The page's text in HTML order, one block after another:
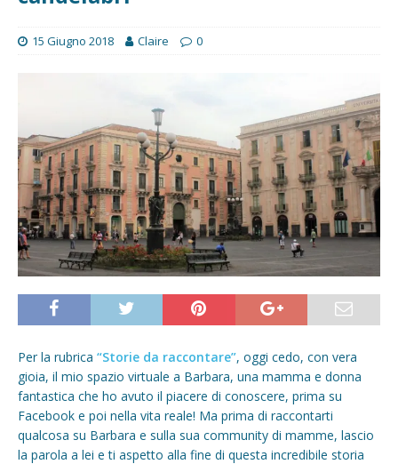
15 Giugno 2018 Claire 0
Per la rubrica “Storie da raccontare”, oggi cedo, con vera
gioia, il mio spazio virtuale a Barbara, una mamma e donna
fantastica che ho avuto il piacere di conoscere, prima su
Facebook e poi nella vita reale! Ma prima di raccontarti
qualcosa su Barbara e sulla sua community di mamme, lascio
la parola a lei e ti aspetto alla fine di questa incredibile storia